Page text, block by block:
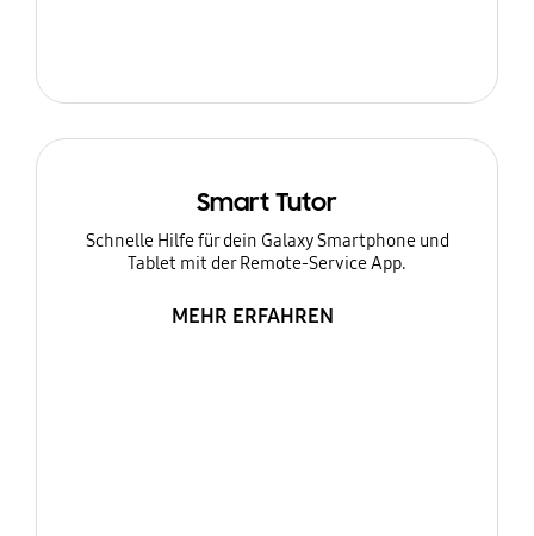
Smart Tutor
Schnelle Hilfe für dein Galaxy Smartphone und
Tablet mit der Remote-Service App.
MEHR ERFAHREN